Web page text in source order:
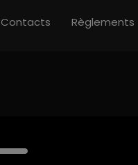
Contacts Règlements